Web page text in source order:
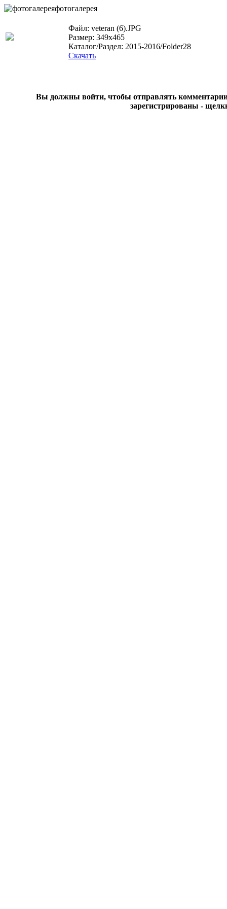
фотогалерея
Файл: veteran (6).JPG
Размер: 349x465
Каталог/Раздел: 2015-2016/Folder28
Скачать
Вы должны войти, чтобы отправлять комментарии
зарегистрированы -